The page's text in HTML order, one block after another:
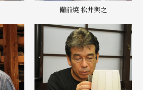
備前焼 松井與之